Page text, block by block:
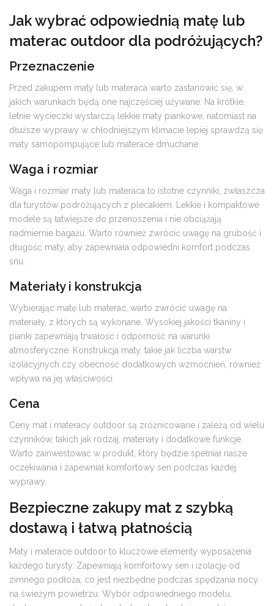
Jak wybrać odpowiednią matę lub
materac outdoor dla podróżujących?
Przeznaczenie
Przed zakupem maty lub materaca warto zastanowić się, w
jakich warunkach będą one najczęściej używane. Na krótkie,
letnie wycieczki wystarczą lekkie maty piankowe, natomiast na
dłuższe wyprawy w chłodniejszym klimacie lepiej sprawdzą się
maty samopompujące lub materace dmuchane.
Waga i rozmiar
Waga i rozmiar maty lub materaca to istotne czynniki, zwłaszcza
dla turystów podróżujących z plecakiem. Lekkie i kompaktowe
modele są łatwiejsze do przenoszenia i nie obciążają
nadmiernie bagażu. Warto również zwrócić uwagę na grubość i
długość maty, aby zapewniała odpowiedni komfort podczas
snu.
Materiały i konstrukcja
Wybierając matę lub materac, warto zwrócić uwagę na
materiały, z których są wykonane. Wysokiej jakości tkaniny i
pianki zapewniają trwałość i odporność na warunki
atmosferyczne. Konstrukcja maty, takie jak liczba warstw
izolacyjnych czy obecność dodatkowych wzmocnień, również
wpływa na jej właściwości.
Cena
Ceny mat i materacy outdoor są zróżnicowane i zależą od wielu
czynników, takich jak rodzaj, materiały i dodatkowe funkcje.
Warto zainwestować w produkt, który będzie spełniał nasze
oczekiwania i zapewniał komfortowy sen podczas każdej
wyprawy.
Bezpieczne zakupy mat z szybką
dostawą i łatwą płatnością
Maty i materace outdoor to kluczowe elementy wyposażenia
każdego turysty. Zapewniają komfortowy sen i izolację od
zimnego podłoża, co jest niezbędne podczas spędzania nocy
na świeżym powietrzu. Wybór odpowiedniego modelu,